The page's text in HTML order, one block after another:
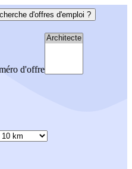
d'offres d'emploi ?
d'offre